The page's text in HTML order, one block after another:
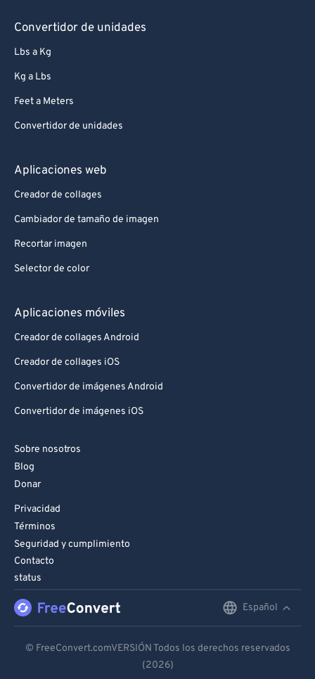
Convertidor de unidades
Lbs a Kg
Kg a Lbs
Feet a Meters
Convertidor de unidades
Aplicaciones web
Creador de collages
Cambiador de tamaño de imagen
Recortar imagen
Selector de color
Aplicaciones móviles
Creador de collages Android
Creador de collages iOS
Convertidor de imágenes Android
Convertidor de imágenes iOS
Sobre nosotros
Blog
Donar
Privacidad
Términos
Seguridad y cumplimiento
Contacto
status
Español
Español
© FreeConvert.comVERSIÓN Todos los derechos reservados
(2026)